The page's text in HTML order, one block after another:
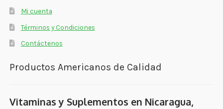
Mi cuenta
Términos y Condiciones
Contáctenos
Productos Americanos de Calidad
Vitaminas y Suplementos en Nicaragua,